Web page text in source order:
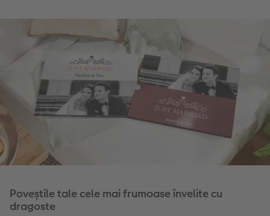
Poveștile tale cele mai frumoase învelite cu
dragoste